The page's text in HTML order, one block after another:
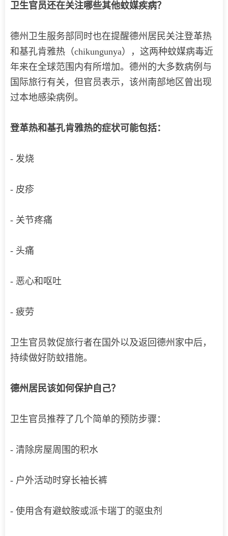
卫生官员还在关注哪些其他蚊媒疾病？
德州卫生服务部同时也在提醒德州居民关注登革热
和基孔肯雅热（chikungunya），这两种蚊媒病毒近
年来在全球范围内有所增加。德州的大多数病例与
国际旅行有关，但官员表示，该州南部地区曾出现
过本地感染病例。
登革热和基孔肯雅热的症状可能包括：
- 发烧
- 皮疹
- 关节疼痛
- 头痛
- 恶心和呕吐
- 疲劳
卫生官员敦促旅行者在国外以及返回德州家中后，
持续做好防蚊措施。
德州居民该如何保护自己？
卫生官员推荐了几个简单的预防步骤：
- 清除房屋周围的积水
- 户外活动时穿长袖长裤
- 使用含有避蚊胺或派卡瑞丁的驱虫剂